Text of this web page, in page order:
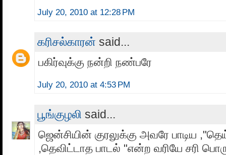
July 20, 2010 at 12:28 PM
க‌ரிச‌ல்கார‌ன் said...
ப‌கிர்வுக்கு ந‌ன்றி ந‌ண்பரே
July 20, 2010 at 4:53 PM
பூங்குழலி said...
ஜென்சியின் குரலுக்கு அவரே பாடிய
,தெவிட்டாத பாடல் "என்ற வரியே சரி